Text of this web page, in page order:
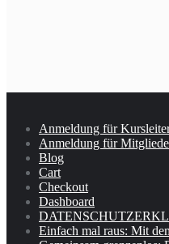
Anmeldung für
Anmeldung für
Blog
Cart
Checkout
Dashboard
Einfach mal raus: Mit